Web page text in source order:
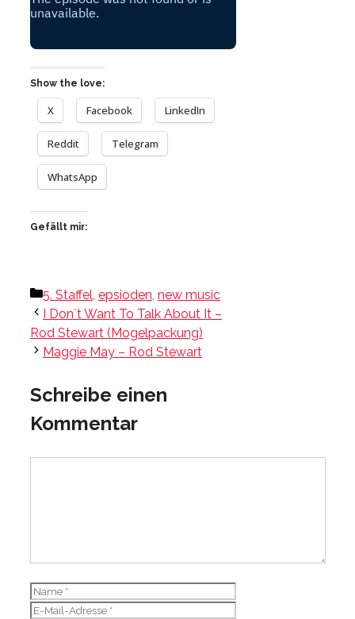
Show the love:
X Facebook LinkedIn
Reddit Telegram
WhatsApp
Gefällt mir:
Kategorien
5. Staffel, epsioden, new music
I Don´t Want To Talk About It –
Rod Stewart (Mogelpackung)
Maggie May – Rod Stewart
Schreibe einen
Kommentar
Name
E-